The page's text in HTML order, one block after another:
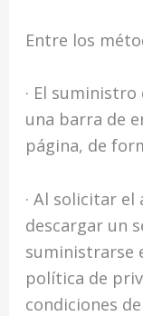
Entre los
· El
una barra de
página, de
· Al solicitar
descargar un
suministrarse
política de
condiciones